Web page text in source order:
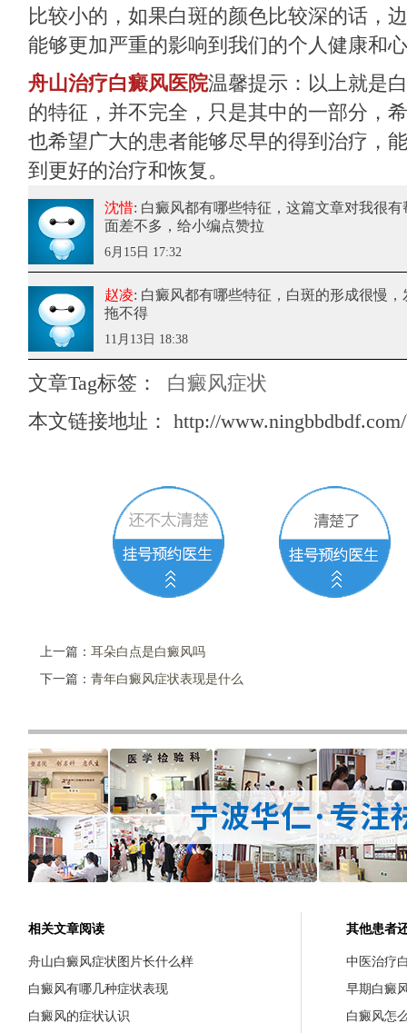
比较小的，如果白斑的颜色比较深的话，
能够更加严重的影响到我们的个人健康和
舟山治疗白癜风医院温馨提示：以上就是
的特征，并不完全，只是其中的一部分，
也希望广大的患者能够尽早的得到治疗，
到更好的治疗和恢复。
沈惜: 白癜风都有哪些特征 ，这篇文章对我很
面差不多，给小编点赞拉
6月15日 17:32
赵凌: 白癜风都有哪些特征 ，白斑的形成很慢
拖不得
11月13日 18:38
文章Tag标签：
白癜风症状
本文链接地址： http://
上一篇： 耳朵白点是白癜风吗
下一篇： 青年白癜风症状表现是什么
相关文章阅读
舟山白癜风症状图片长什么样
白癜风有哪几种症状表现
白癜风的症状认识
其他患者
中医治疗
早期白癜
白癜风怎